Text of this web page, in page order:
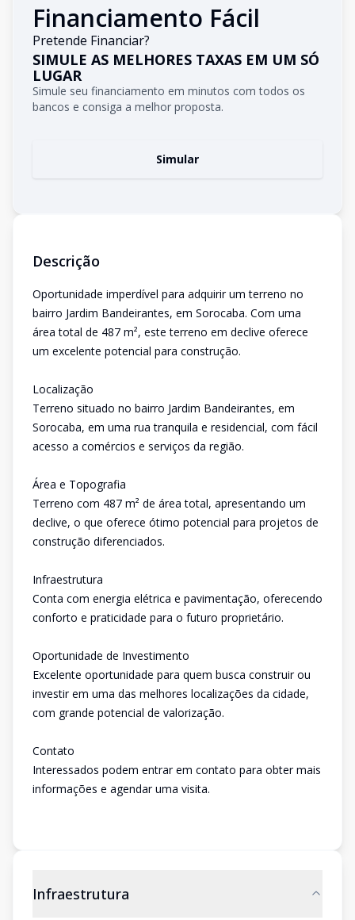
Financiamento Fácil
Pretende Financiar?
SIMULE AS MELHORES TAXAS EM UM SÓ
LUGAR
Simule seu financiamento em minutos com todos os
bancos e consiga a melhor proposta.
Simular
Descrição
Oportunidade imperdível para adquirir um terreno no
bairro Jardim Bandeirantes, em Sorocaba. Com uma
área total de 487 m², este terreno em declive oferece
um excelente potencial para construção.
Localização
Terreno situado no bairro Jardim Bandeirantes, em
Sorocaba, em uma rua tranquila e residencial, com fácil
acesso a comércios e serviços da região.
Área e Topografia
Terreno com 487 m² de área total, apresentando um
declive, o que oferece ótimo potencial para projetos de
construção diferenciados.
Infraestrutura
Conta com energia elétrica e pavimentação, oferecendo
conforto e praticidade para o futuro proprietário.
Oportunidade de Investimento
Excelente oportunidade para quem busca construir ou
investir em uma das melhores localizações da cidade,
com grande potencial de valorização.
Contato
Interessados podem entrar em contato para obter mais
informações e agendar uma visita.
Infraestrutura